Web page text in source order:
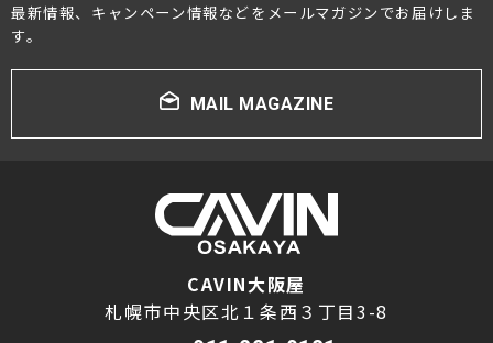
最新情報、キャンペーン情報などをメールマガジンでお届けしま
す。
MAIL MAGAZINE
CAVIN大阪屋
札幌市中央区北１条西３丁目3-8